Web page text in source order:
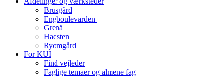
Brusgård
Engboulevarden
Grenå
Hadsten
Ryomgård
For KUI
Find vejleder
Faglige temaer og almene fag